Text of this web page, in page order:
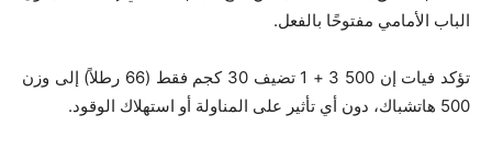
الباب الأمامي مفتوحًا بالفعل.
تؤكد فيات إن 500 3 + 1 تضيف 30 كجم فقط (66 رطلاً) إلى وزن
500 هاتشباك، دون أي تأثير على المناولة أو استهلاك الوقود.